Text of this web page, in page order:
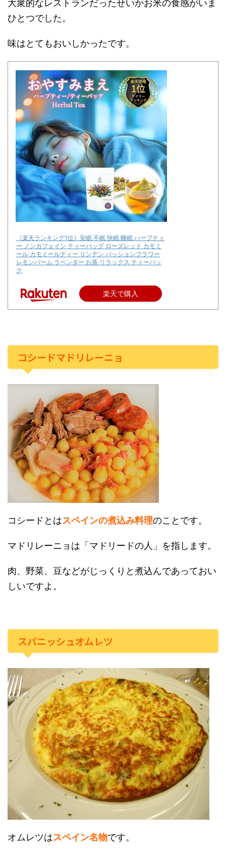
大衆的なレストランだったせいかお米の食感がいま
ひとつでした。
味はとてもおいしかったです。
《楽天ランキング1位》安眠 不眠 快眠 睡眠 ハーブティ
ー ノンカフェイン ティーバッグ ローズレッド カモミ
ール カモミールティー リンデン パッションフラワー
レモンバーム ラベンダー お茶 リラックス ティーパッ
ク
楽天で購入
コシードマドリレーニョ
コシードとはスペインの煮込み料理のことです。
マドリレーニョは「マドリードの人」を指します。
肉、野菜、豆などがじっくりと煮込んであっておい
しいですよ。
スパニッシュオムレツ
オムレツはスペイン名物です。